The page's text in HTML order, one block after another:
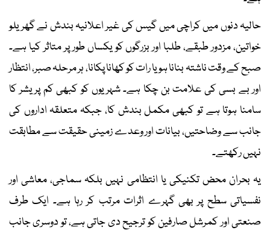
حالیہ دنوں میں کراچی میں گیس کی غیر اعلانیہ بندش نے گھریلو
خواتین، مزدور طبقے، طلبا اور بزرگوں کو یکساں طور پر متاثر کیا ہے۔
صبح کے وقت ناشتہ بنانا ہو یا رات کو کھانا پکانا، ہر مرحلہ صبر، انتظار
اور بے بسی کی علامت بن چکا ہے۔ شہریوں کو کبھی کم پریشر کا
سامنا ہوتا ہے تو کبھی مکمل بندش کا، جبکہ متعلقہ اداروں کی
جانب سے وضاحتیں، بیانات اور وعدے زمینی حقیقت سے مطابقت
نہیں رکھتے۔
یہ بحران محض تکنیکی یا انتظامی نہیں بلکہ سماجی، معاشی اور
نفسیاتی سطح پر بھی گہرے اثرات مرتب کر رہا ہے۔ ایک طرف
صنعتی اور کمرشل صارفین کو ترجیح دی جاتی ہے، تو دوسری جانب